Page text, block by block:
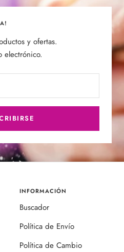
y ofertas.
electrónico.
INFORMACIÓN
Buscador
Política de Envío
Política de Cambio